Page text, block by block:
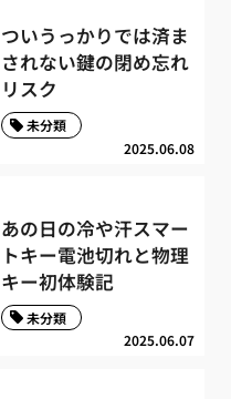
ついうっかりでは済ま
されない鍵の閉め忘れ
リスク
2025.06.08
未分類
あの日の冷や汗スマー
トキー電池切れと物理
キー初体験記
2025.06.07
未分類